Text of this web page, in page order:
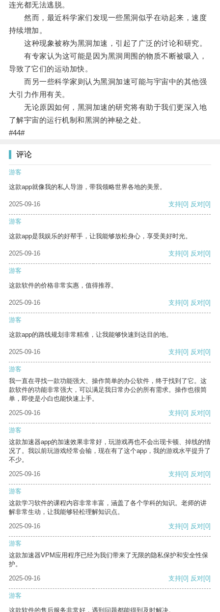
连光都无法逃脱。
然而，最近科学家们发现一些黑洞似乎在动起来，速度
持续增加。
这种现象被称为黑洞加速，引起了广泛的讨论和研究。
有专家认为这可能是因为黑洞周围的物质不断被吸入，
导致了它们的运动加快。
而另一些科学家则认为黑洞加速可能与宇宙中的其他强
大引力作用有关。
无论原因如何，黑洞加速的研究将有助于我们更深入地
了解宇宙的运行机制和黑洞的神秘之处。
#44#
评论
游客
这款app就像我的私人导游，带我领略世界各地的美景。
2025-09-16 支持[0] 反对[0]
游客
这款app是我娱乐的好帮手，让我能够放松身心，享受美好时光。
2025-09-16 支持[0] 反对[0]
游客
这款软件的价格非常实惠，值得推荐。
2025-09-16 支持[0] 反对[0]
游客
这款app的路线规划非常精准，让我能够快速到达目的地。
2025-09-16 支持[0] 反对[0]
游客
我一直在寻找一款功能强大、操作简单的办公软件，终于找到了它。这
款软件的功能非常强大，可以满足我日常办公的所有需求。操作也很简
单，即使是小白也能快速上手。
2025-09-16
支持[0] 反对[0]
游客
这款加速器app的加速效果非常好，玩游戏再也不会出现卡顿、掉线的情
况了。我以前玩游戏经常会输，现在有了这个app，我的游戏水平提升了
不少。
2025-09-16
支持[0] 反对[0]
游客
这款学习软件的课程内容非常丰富，涵盖了各个学科的知识。老师的讲
解非常生动，让我能够轻松理解知识点。
2025-09-16
支持[0] 反对[0]
游客
这款加速器VPM应用程序已经为我们带来了无限的隐私保护和安全性保
护。
2025-09-16
支持[0] 反对[0]
游客
这款软件的售后服务非常好，遇到问题都能得到及时解决。